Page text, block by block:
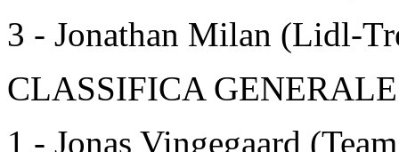
3 - Jonathan Milan (Lidl-
CLASSIFICA GENERALE
1 - Jonas Vingegaard